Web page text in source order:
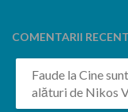
COMENTARII
Faude la Cine
alături de Nikos